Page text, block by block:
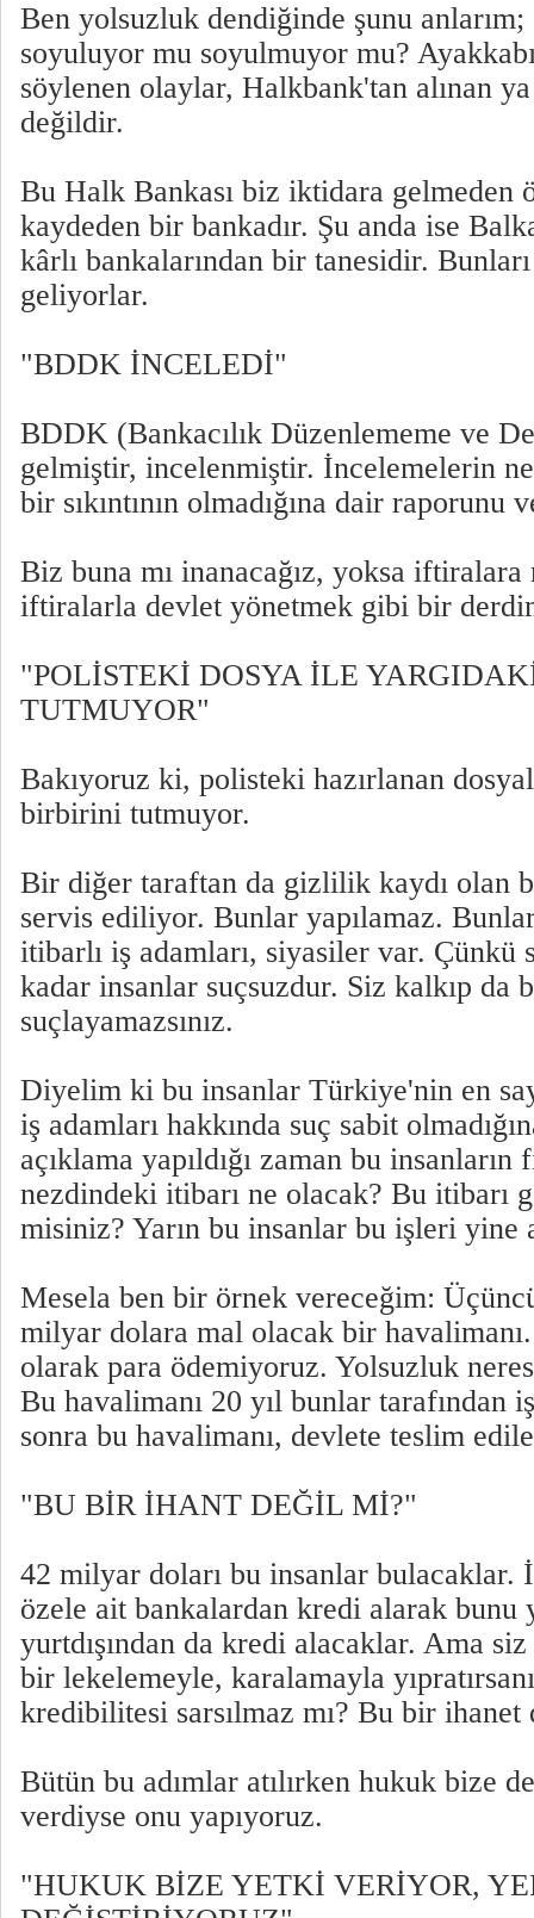
Ben yolsuzluk dendiğinde şunu anlarım;
soyuluyor mu soyulmuyor mu?
söylenen olaylar, Halkbank'tan alınan
değildir.
Bu Halk Bankası biz iktidara gelmeden
kaydeden bir bankadır. Şu anda ise
kârlı bankalarından bir tanesidir.
geliyorlar.
"BDDK İNCELEDİ"
BDDK (Bankacılık Düzenlememe ve
gelmiştir, incelenmiştir. İncelemelerin
bir sıkıntının olmadığına dair raporunu
Biz buna mı inanacağız, yoksa iftiralara
iftiralarla devlet yönetmek gibi bir
"POLİSTEKİ DOSYA İLE
TUTMUYOR"
Bakıyoruz ki, polisteki hazırlanan
birbirini tutmuyor.
Bir diğer taraftan da gizlilik kaydı olan
servis ediliyor. Bunlar yapılamaz.
itibarlı iş adamları, siyasiler var. Çünkü
kadar insanlar suçsuzdur. Siz kalkıp da
suçlayamazsınız.
Diyelim ki bu insanlar Türkiye'nin en
iş adamları hakkında suç sabit
açıklama yapıldığı zaman bu
nezdindeki itibarı ne olacak? Bu itibarı
misiniz? Yarın bu insanlar bu işleri yine
Mesela ben bir örnek vereceğim:
milyar dolara mal olacak bir
olarak para ödemiyoruz. Yolsuzluk
Bu havalimanı 20 yıl bunlar tarafından
sonra bu havalimanı, devlete teslim
"BU BİR İHANT DEĞİL Mİ?"
42 milyar doları bu insanlar bulacaklar.
özele ait bankalardan kredi alarak bunu
yurtdışından da kredi alacaklar. Ama
bir lekelemeyle, karalamayla
kredibilitesi sarsılmaz mı? Bu bir
Bütün bu adımlar atılırken hukuk bize
verdiyse onu yapıyoruz.
"HUKUK BİZE YETKİ VERİYOR,